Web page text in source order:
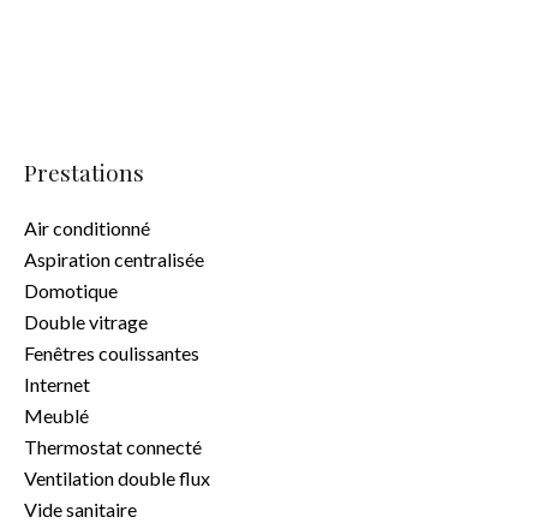
Prestations
Air conditionné
Aspiration centralisée
Domotique
Double vitrage
Fenêtres coulissantes
Internet
Meublé
Thermostat connecté
Ventilation double flux
Vide sanitaire